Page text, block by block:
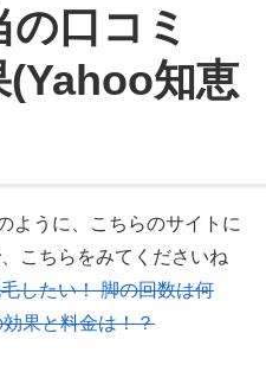
の口コミ
(Yahoo知恵
ように、こちらのサイトに
こちらをみてくださいね
したい！ 脚の回数は何
果と料金は！？